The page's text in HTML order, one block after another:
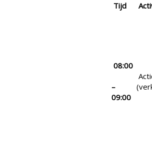
Tijd
08:00
–
09:00